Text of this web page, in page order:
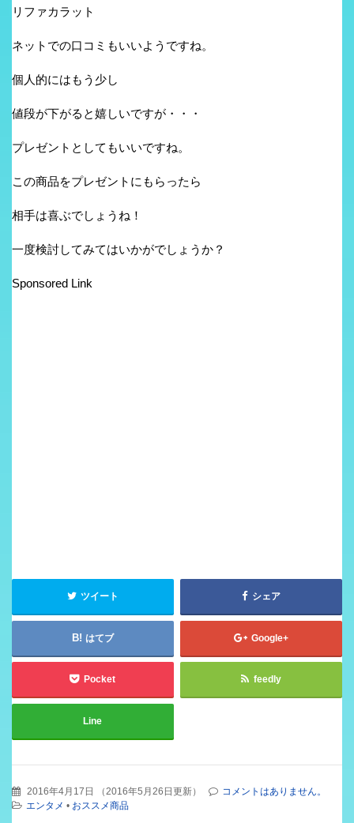
リファカラット
ネットでの口コミもいいようですね。
個人的にはもう少し
値段が下がると嬉しいですが・・・
プレゼントとしてもいいですね。
この商品をプレゼントにもらったら
相手は喜ぶでしょうね！
一度検討してみてはいかがでしょうか？
Sponsored Link
ツイート シェア
はてブ Google+
Pocket feedly
Line
2016年4月17日 （ 2016年5月26日更新）
コメントはありません。
エンタメ • おススメ商品